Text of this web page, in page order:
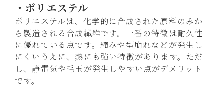
・ポリエステル
ポリエステルは、化学的に合成された原料のみか
ら製造される合成繊維です。一番の特徴は耐久性
に優れている点です。縮みや型崩れなどが発生し
にくいうえに、熱にも強い特徴があります。ただ
し、静電気や毛玉が発生しやすい点がデメリット
です。